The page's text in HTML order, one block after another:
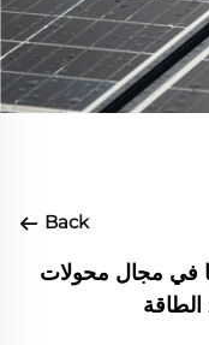
Back
في مجال محولات